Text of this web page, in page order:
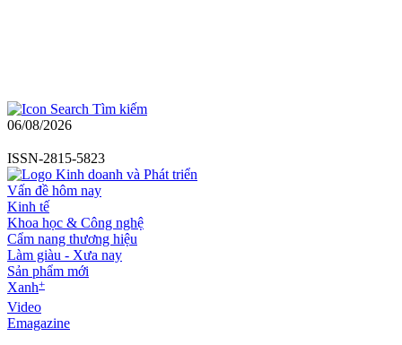
Tìm kiếm
06/08/2026
ISSN-2815-5823
Vấn đề hôm nay
Kinh tế
Khoa học & Công nghệ
Cẩm nang thương hiệu
Làm giàu - Xưa nay
Sản phẩm mới
Xanh+
Video
Emagazine